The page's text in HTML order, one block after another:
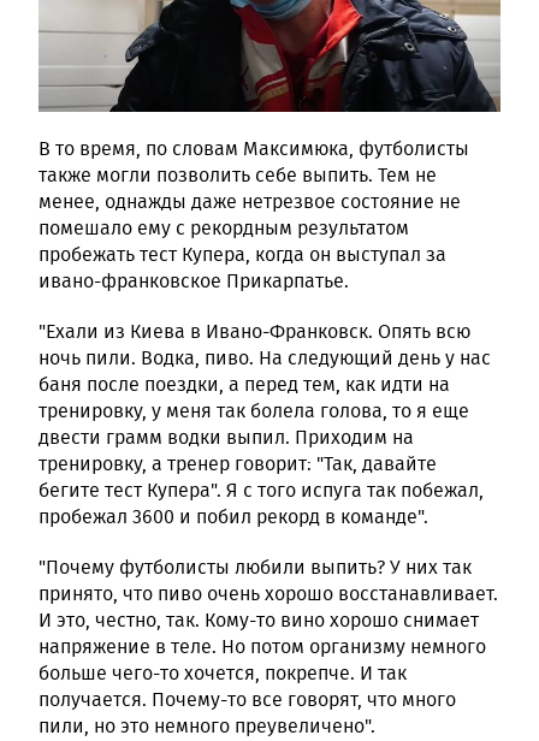
В то время, по словам Максимюка, футболисты
также могли позволить себе выпить. Тем не
менее, однажды даже нетрезвое состояние не
помешало ему с рекордным результатом
пробежать тест Купера, когда он выступал за
ивано-франковское Прикарпатье.
"Ехали из Киева в Ивано-Франковск. Опять всю
ночь пили. Водка, пиво. На следующий день у нас
баня после поездки, а перед тем, как идти на
тренировку, у меня так болела голова, то я еще
двести грамм водки выпил. Приходим на
тренировку, а тренер говорит: "Так, давайте
бегите тест Купера". Я с того испуга так побежал,
пробежал 3600 и побил рекорд в команде".
"Почему футболисты любили выпить? У них так
принято, что пиво очень хорошо восстанавливает.
И это, честно, так. Кому-то вино хорошо снимает
напряжение в теле. Но потом организму немного
больше чего-то хочется, покрепче. И так
получается. Почему-то все говорят, что много
пили, но это немного преувеличено".